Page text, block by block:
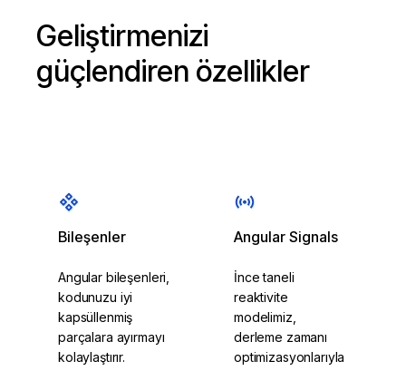
Geliştirmenizi
güçlendiren özellikler
Bileşenler
Angular bileşenleri,
kodunuzu iyi
kapsüllenmiş
parçalara ayırmayı
kolaylaştırır.
Angular Signals
İnce taneli
reaktivite
modelimiz,
derleme zamanı
optimizasyonlarıyla